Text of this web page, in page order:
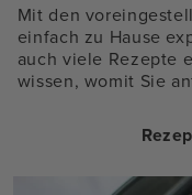
Mit den
einfach zu Hause
auch viele Rezepte
wissen, womit Sie